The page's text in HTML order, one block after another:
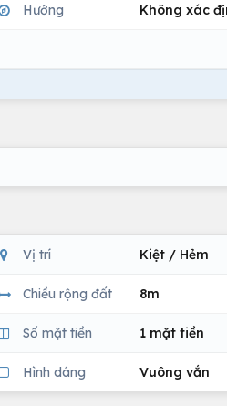
Hướng Không xác
Vị trí Kiệt / Hẻm
Chiều rộng đất 8m
Số mặt tiền 1 mặt tiền
Hình dáng Vuông vắn